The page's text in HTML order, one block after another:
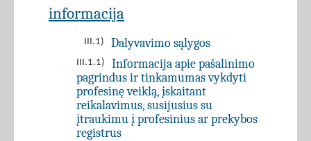
informacija
III.1) Dalyvavimo sąlygos
III.1.1)
Informacija apie pašalinimo
pagrindus ir tinkamumas vykdyti
profesinę veiklą, įskaitant
reikalavimus, susijusius su
įtraukimu į profesinius ar prekybos
registrus